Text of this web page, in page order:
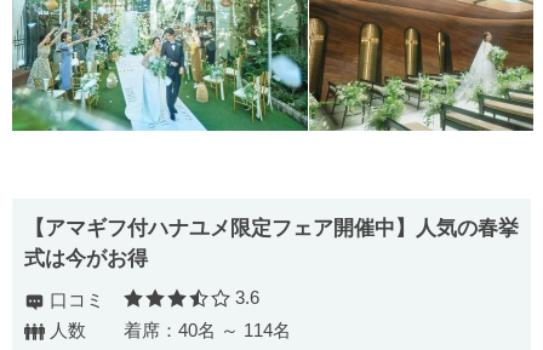
【アマギフ付ハナユメ限定フェア開催中】人気の春挙
式は今がお得
口コミ 口コミ評価
3.6
人数
着席：40名 ～ 114名